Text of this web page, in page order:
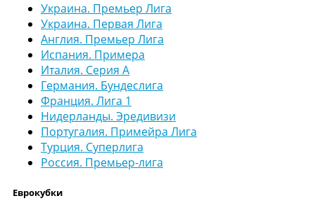
Украина. Премьер Лига
Украина. Первая Лига
Англия. Премьер Лига
Испания. Примера
Италия. Серия А
Германия. Бундеслига
Франция. Лига 1
Нидерланды. Эредивизи
Португалия. Примейра Лига
Турция. Суперлига
Россия. Премьер-лига
Еврокубки